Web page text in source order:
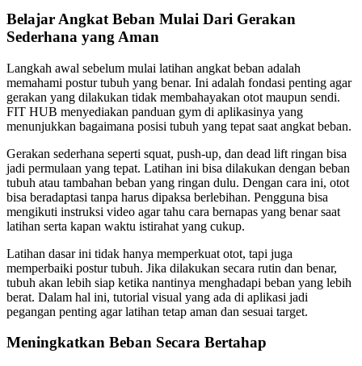
Belajar Angkat Beban Mulai Dari Gerakan
Sederhana yang Aman
Langkah awal sebelum mulai latihan angkat beban adalah
memahami postur tubuh yang benar. Ini adalah fondasi penting agar
gerakan yang dilakukan tidak membahayakan otot maupun sendi.
FIT HUB menyediakan panduan gym di aplikasinya yang
menunjukkan bagaimana posisi tubuh yang tepat saat angkat beban.
Gerakan sederhana seperti squat, push-up, dan dead lift ringan bisa
jadi permulaan yang tepat. Latihan ini bisa dilakukan dengan beban
tubuh atau tambahan beban yang ringan dulu. Dengan cara ini, otot
bisa beradaptasi tanpa harus dipaksa berlebihan. Pengguna bisa
mengikuti instruksi video agar tahu cara bernapas yang benar saat
latihan serta kapan waktu istirahat yang cukup.
Latihan dasar ini tidak hanya memperkuat otot, tapi juga
memperbaiki postur tubuh. Jika dilakukan secara rutin dan benar,
tubuh akan lebih siap ketika nantinya menghadapi beban yang lebih
berat. Dalam hal ini, tutorial visual yang ada di aplikasi jadi
pegangan penting agar latihan tetap aman dan sesuai target.
Meningkatkan Beban Secara Bertahap